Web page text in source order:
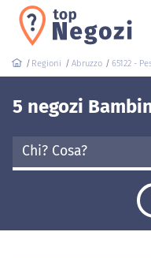
Regioni Abruzzo 65122 -
5 negozi